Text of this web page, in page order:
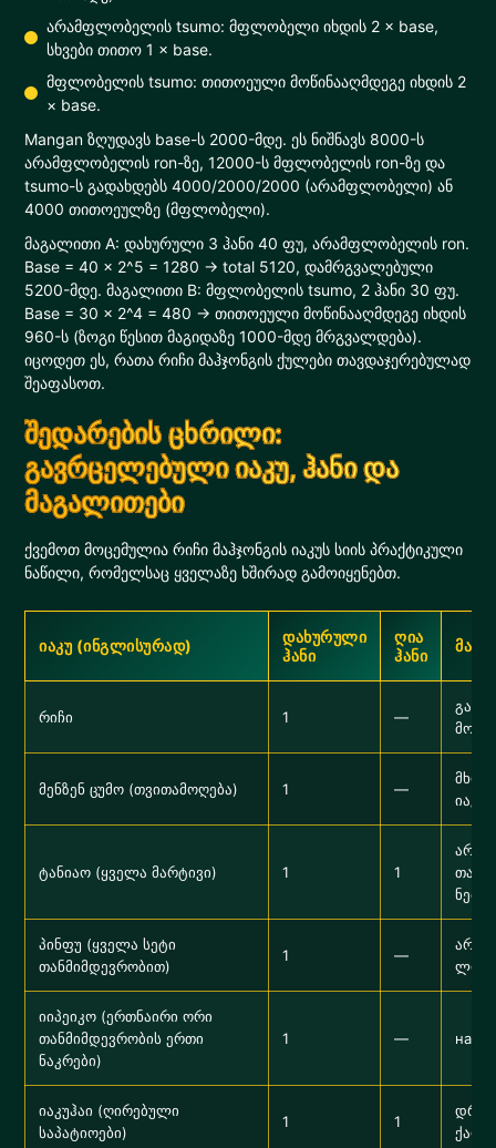
არამფლობელის tsumo: მფლობელი იხდის 2 × base,
სხვები თითო 1 × base.
მფლობელის tsumo: თითოეული მოწინააღმდეგე იხდის 2
× base.
Mangan ზღუდავს base-ს 2000-მდე. ეს ნიშნავს 8000-ს
არამფლობელის ron-ზე, 12000-ს მფლობელის ron-ზე და
tsumo-ს გადახდებს 4000/2000/2000 (არამფლობელი) ან
4000 თითოეულზე (მფლობელი).
მაგალითი A: დახურული 3 ჰანი 40 ფუ, არამფლობელის ron.
Base = 40 × 2^5 = 1280 → total 5120, დამრგვალებული
5200-მდე. მაგალითი B: მფლობელის tsumo, 2 ჰანი 30 ფუ.
Base = 30 × 2^4 = 480 → თითოეული მოწინააღმდეგე იხდის
960-ს (ზოგი წესით მაგიდაზე 1000-მდე მრგვალდება).
იცოდეთ ეს, რათა რიჩი მაჰჯონგის ქულები თავდაჯერებულად
შეაფასოთ.
შედარების ცხრილი:
გავრცელებული იაკუ, ჰანი და
მაგალითები
ქვემოთ მოცემულია რიჩი მაჰჯონგის იაკუს სიის პრაქტიკული
ნაწილი, რომელსაც ყველაზე ხშირად გამოიყენებთ.
იაკუ (ინგლისურად)
დახურული
ჰანი
ღია
ჰანი
რიჩი 1 —
მენზენ ცუმო (თვითამოღება) 1 —
იაკუს
ტანიაო (ყველა მარტივი) 1 1
არ
პინფუ (ყველა სეტი
თანმიმდევრობით)
1 —
არ
იიპეიკო (ერთნაირი ორი
თანმიმდევრობის ერთი
ნაკრები)
1 —
იაკუჰაი (ღირებული
საპატიოები)
1 1
ქარი